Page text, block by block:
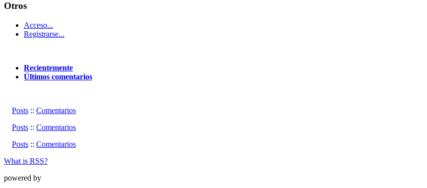
Otros
Acceso...
Registrarse...
Recientemente
Últimos comentarios
Posts :: Comentarios
Posts :: Comentarios
Posts :: Comentarios
What is RSS?
powered by